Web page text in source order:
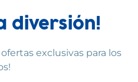
diversión!
exclusivas para los